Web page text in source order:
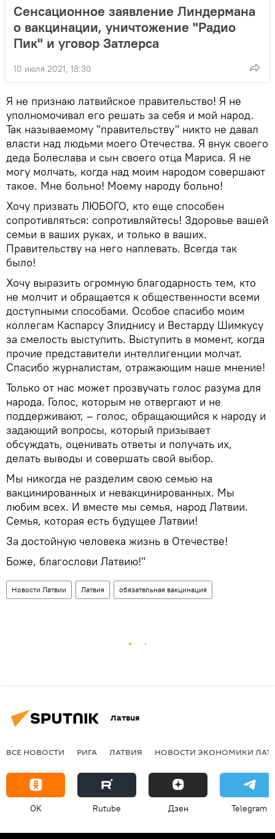
Сенсационное заявление Линдермана
о вакцинации, уничтожение "Радио
Пик" и уговор Затлерса
10 июля 2021, 18:30
Я не признаю латвийское правительство! Я не
уполномочивал его решать за себя и мой народ.
Так называемому "правительству" никто не давал
власти над людьми моего Отечества. Я внук своего
деда Болеслава и сын своего отца Мариса. Я не
могу молчать, когда над моим народом совершают
такое. Мне больно! Моему народу больно!
Хочу призвать ЛЮБОГО, кто еще способен
сопротивляться: сопротивляйтесь! Здоровье вашей
семьи в ваших руках, и только в ваших.
Правительству на него наплевать. Всегда так
было!
Хочу выразить огромную благодарность тем, кто
не молчит и обращается к общественности всеми
доступными способами. Особое спасибо моим
коллегам Каспарсу Злиднису и Вестарду Шимкусу
за смелость выступить. Выступить в момент, когда
прочие представители интеллигенции молчат.
Спасибо журналистам, отражающим наше мнение!
Только от нас может прозвучать голос разума для
народа. Голос, которым не отвергают и не
поддерживают, – голос, обращающийся к народу и
задающий вопросы, который призывает
обсуждать, оценивать ответы и получать их,
делать выводы и совершать свой выбор.
Мы никогда не разделим свою семью на
вакцинированных и невакцинированных. Мы
любим всех. И вместе мы семья, народ Латвии.
Семья, которая есть будущее Латвии!
За достойную человека жизнь в Отечестве!
Боже, благослови Латвию!"
Новости Латвии Латвия обязательная вакцинация
Латвия
ВСЕ НОВОСТИ РИГА ЛАТВИЯ НОВОСТИ ЭКОНОМИКИ
OK Rutube Дзен Telegram